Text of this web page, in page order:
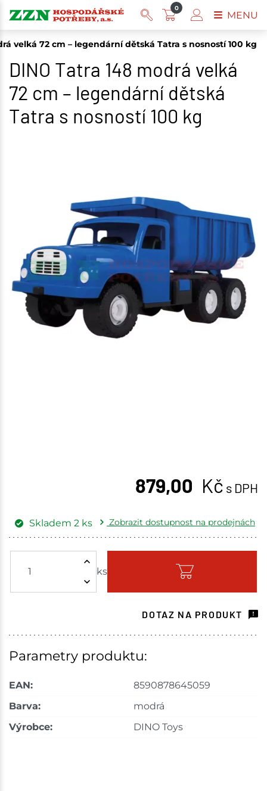
velká 72 cm – legendární dětská Tatra s nosností 100 kg
DINO Tatra 148 modrá velká
72 cm – legendární dětská
Tatra s nosností 100 kg
879,00 Kč s DPH
ks
Skladem 2 ks
Zobrazit dostupnost na prodejnách
Skladem - ihned k odeslání
Nové Město 1 ks
Skladové množství na prodejnách je pouze orientační.
Ceny na prodejnách se mohou lišit od cen na e-
DOTAZ NA PRODUKT
Parametry produktu:
EAN:
8590878645059
Barva:
modrá
Výrobce:
DINO Toys
0
MENU